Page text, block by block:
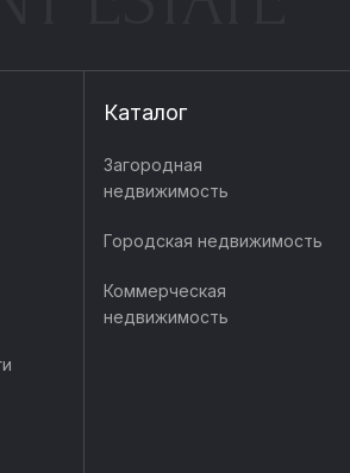
Каталог
Загородная
недвижимость
Городская недвижимость
Коммерческая
недвижимость